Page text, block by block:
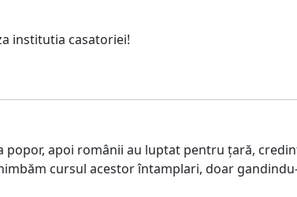
institutia casatoriei!
apoi românii au luptat pentru țară,
cursul acestor întamplari, doar